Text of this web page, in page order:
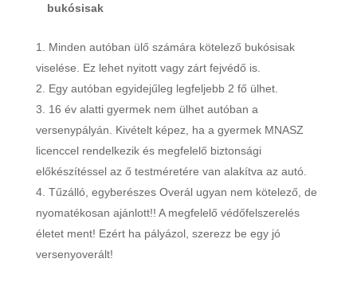
bukósisak
Minden autóban ülő számára kötelező bukósisak
viselése. Ez lehet nyitott vagy zárt fejvédő is.
Egy autóban egyidejűleg legfeljebb 2 fő ülhet.
16 év alatti gyermek nem ülhet autóban a
versenypályán. Kivételt képez, ha a gyermek MNASZ
licenccel rendelkezik és megfelelő biztonsági
előkészítéssel az ő testméretére van alakítva az autó.
Tűzálló, egyberészes Overál ugyan nem kötelező, de
nyomatékosan ajánlott!! A megfelelő védőfelszerelés
életet ment! Ezért ha pályázol, szerezz be egy jó
versenyoverált!